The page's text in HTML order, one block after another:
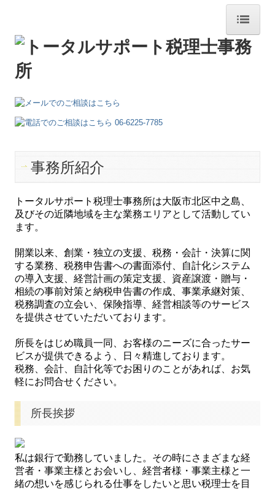
ホーム
融資についてのお話
個人事業設立準備のお話
融資についてのお話
開業・創業準備のお話
事務所紹介
業務内容
お問合せ
事務所紹介
トータルサポート税理士事務所は大阪市北区中之島、
及びその近隣地域を主な業務エリアとして活動してい
ます。
開業以来、創業・独立の支援、税務・会計・決算に関
する業務、税務申告書への書面添付、自計化システム
の導入支援、経営計画の策定支援、資産譲渡・贈与・
相続の事前対策と納税申告書の作成、事業承継対策、
税務調査の立会い、保険指導、経営相談等のサービス
を提供させていただいております。
所長をはじめ職員一同、お客様のニーズに合ったサー
ビスが提供できるよう、日々精進しております。
税務、会計、自計化等でお困りのことがあれば、お気
軽にお問合せください。
所長挨拶
私は銀行で勤務していました。その時にさまざまな経
営者・事業主様とお会いし、経営者様・事業主様と一
緒の想いを感じられる仕事をしたいと思い税理士を目